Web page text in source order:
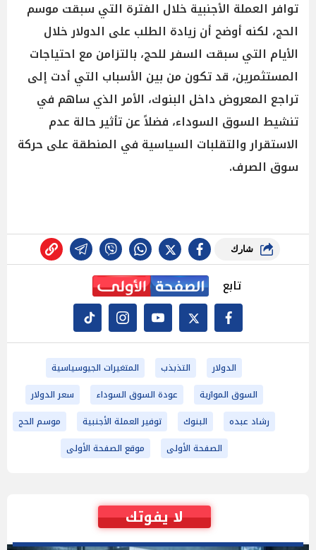
توافر العملة الأجنبية خلال الفترة التي سبقت موسم
الحج، لكنه أوضح أن زيادة الطلب على الدولار خلال
الأيام التي سبقت السفر للحج، بالتزامن مع احتياجات
المستثمرين، قد تكون من بين الأسباب التي أدت إلى
تراجع المعروض داخل البنوك، الأمر الذي ساهم في
تنشيط السوق السوداء، فضلاً عن تأثير حالة عدم
الاستقرار والتقلبات السياسية في المنطقة على حركة
سوق الصرف.
شارك
تابع
الدولار التذبذب
المتغيرات الجيوسياسية
السوق الموازية
عودة السوق السوداء
سعر الدولار
رشاد عبده
البنوك توفير العملة الأجنبية
موسم الحج
الصفحة الأولى
موقع الصفحة الأولى
لا يفوتك